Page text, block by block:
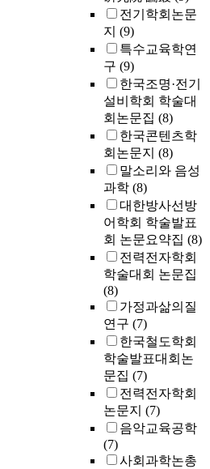
전기학회논문
지 (9)
특수교육학연
구 (9)
한국조명·전기
설비학회 학술대
회논문집 (8)
한국콘텐츠학
회논문지 (8)
말소리와 음성
과학 (8)
대한방사선방
어학회 학술발표
회 논문요약집 (8)
전력전자학회
학술대회 논문집
(8)
가정과삶의질
연구 (7)
한국철도학회
학술발표대회논
문집 (7)
전력전자학회
논문지 (7)
음악교육공학
(7)
사회과학논총